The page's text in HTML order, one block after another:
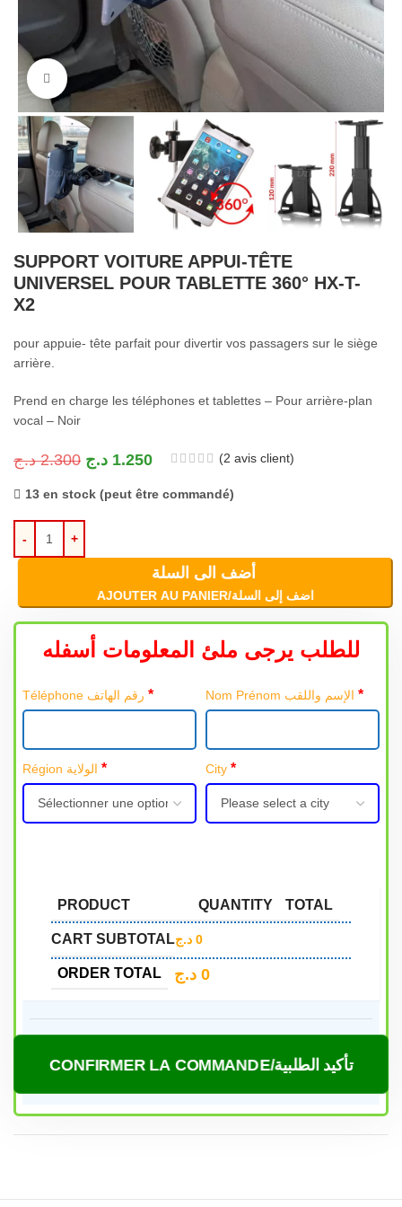
Cliquez pour agrandir
SUPPORT VOITURE APPUI-TÊTE
UNIVERSEL POUR TABLETTE 360° HX-T-
X2
pour appuie- tête parfait pour divertir vos passagers sur le siège
arrière.
Prend en charge les téléphones et tablettes – Pour arrière-plan
vocal – Noir
2.300 د.ج 1.250 د.ج (2 avis client)
13 en stock (peut être commandé)
أضف الى السلة
AJOUTER AU PANIER/اضف إلى السلة
للطلب يرجى ملئ المعلومات أسفله
Téléphone رقم الهاتف* *
Région الولاية* City *
PRODUCT QUANTITY TOTAL
CART SUBTOTAL 0 د.ج
ORDER TOTAL 0 د.ج
CONFIRMER LA COMMANDE/تأكيد الطلبية